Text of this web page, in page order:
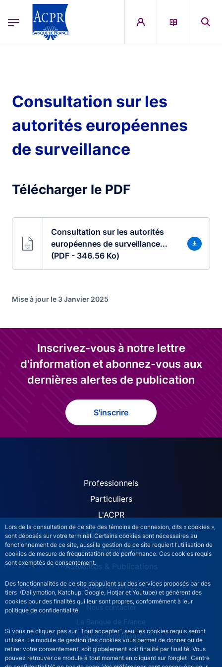
Lors de la consultation de ce site des témoins de connexion, dits « cookies »,
sont déposés sur votre terminal. Certains cookies sont nécessaires au
fonctionnement de ce site, aussi la gestion de ce site requiert l’utilisation de
cookies de mesure de fréquentation et de performance. Ces cookies requis
sont exemptés de consentement.
Des fonctionnalités de ce site s’appuient sur des services proposés par des
tiers (Dailymotion, Katchup, Google, Hotjar et Youtube) et génèrent des
cookies pour des finalités qui leur sont propres, conformément à leur
politique de confidentialité.
Si vous ne cliquez pas sur "Tout accepter", seul les cookies requis seront
utilisés. Le module de gestion des cookies vous permet de donner ou de
retirer votre consentement, soit globalement soit finalité par finalité. Vous
pouvez retrouver ce module à tout moment en cliquant sur l’onglet "Centre
ACPR Menu Principal (French)
Consultation sur les
autorités européennes
de surveillance
Télécharger le PDF
Consultation sur les autorités
européennes de surveillance...
(PDF - 346.56 Ko)
Mise à jour le 3 Janvier 2025
Inscrivez-vous à notre lettre
d'information et abonnez-vous aux
dernières alertes de publication
S'inscrire
ACPR site navigation
Professionnels
Particuliers
L'ACPR
Nos missions
Réglementation
Actualités & Publications
Nous rejoindre
ACPR footer secondary menu (French)
Nous contacter
La Banque de France
Autres institutions
LinkedIn
YouTube